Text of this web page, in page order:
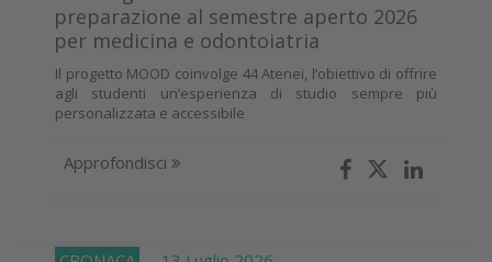
preparazione al semestre aperto 2026
per medicina e odontoiatria
Il progetto MOOD coinvolge 44 Atenei, l’obiettivo di offrire
agli studenti un’esperienza di studio sempre più
personalizzata e accessibile
Approfondisci